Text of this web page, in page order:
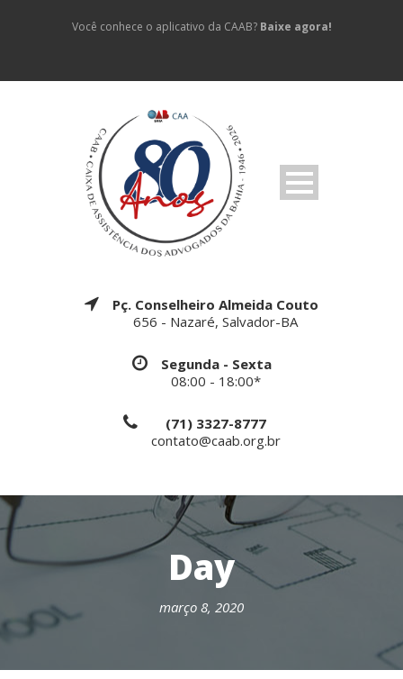
Você conhece o aplicativo da CAAB? Baixe agora!
Pç. Conselheiro Almeida Couto
656 - Nazaré, Salvador-BA
Segunda - Sexta
08:00 - 18:00*
(71) 3327-8777
contato@caab.org.br
Day
março 8, 2020